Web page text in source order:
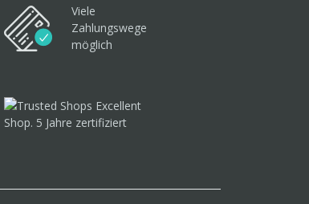
Viele
Zahlungswege
möglich